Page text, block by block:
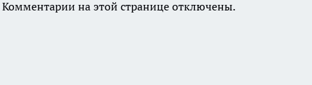
Комментарии на этой странице отключены.